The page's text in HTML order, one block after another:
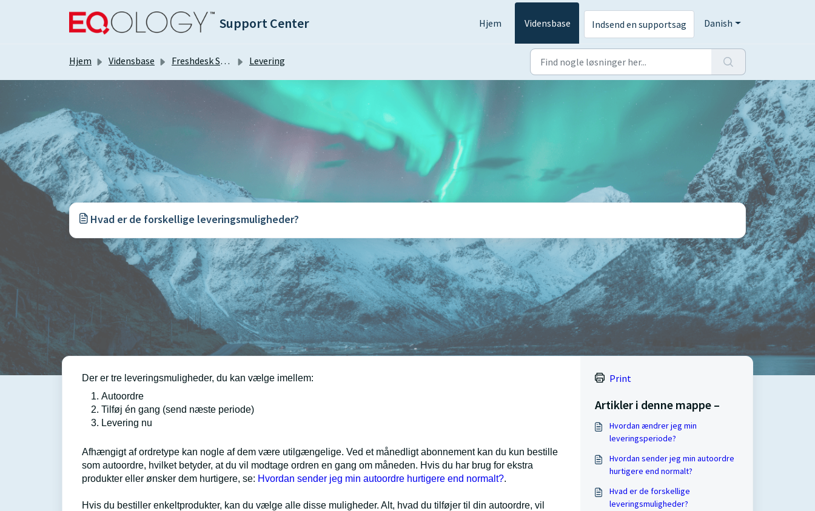
Support Center Hjem Vidensbase Indsend en supportsag Danish
Hjem Vidensbase Freshdesk Selvhjælpsportal Levering
Hvad er de forskellige leveringsmuligheder?
Der er tre leveringsmuligheder, du kan vælge imellem:
Autoordre
Tilføj én gang (send næste periode)
Levering nu
Afhængigt af ordretype kan nogle af dem være utilgængelige. Ved et månedligt abonnement kan du kun bestille
som autoordre, hvilket betyder, at du vil modtage ordren en gang om måneden. Hvis du har brug for ekstra
produkter eller ønsker dem hurtigere, se: Hvordan sender jeg min autoordre hurtigere end normalt?.
Hvis du bestiller enkeltprodukter, kan du vælge alle disse muligheder. Alt, hvad du tilføjer til din autoordre, vil
Print
Artikler i denne mappe –
Hvordan ændrer jeg min
leveringsperiode?
Hvordan sender jeg min autoordre
hurtigere end normalt?
Hvad er de forskellige
leveringsmuligheder?